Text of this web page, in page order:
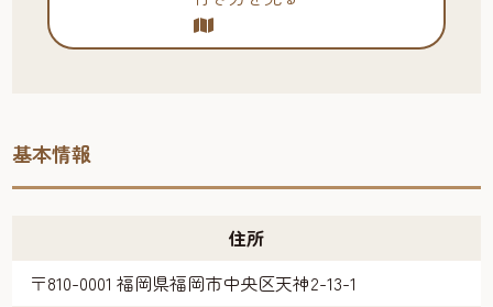
基本情報
住所
〒810-0001 福岡県福岡市中央区天神2-13-1